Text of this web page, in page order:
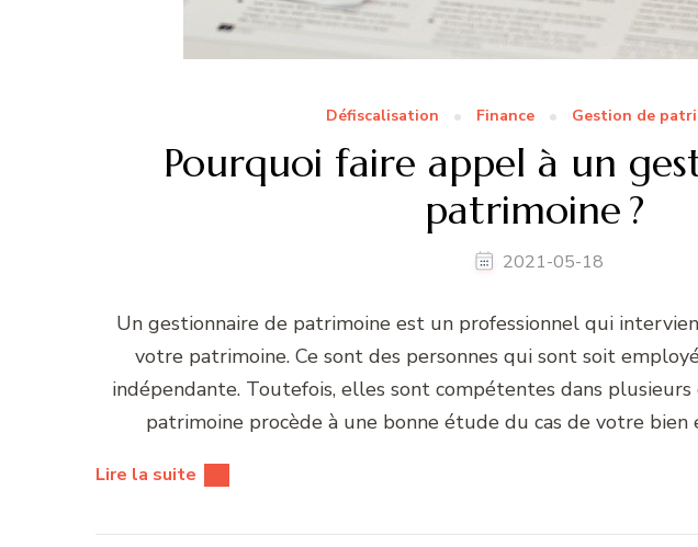
Défiscalisation Finance Gestion de
Pourquoi faire appel à un
patrimoine ?
2021-05-18
Un gestionnaire de patrimoine est un professionnel qui
votre patrimoine. Ce sont des personnes qui sont soit
indépendante. Toutefois, elles sont compétentes dans plusieurs
patrimoine procède à une bonne étude du cas de votre
Lire la suite